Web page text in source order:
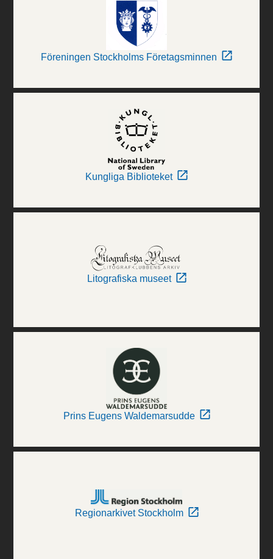
Föreningen Stockholms Företagsminnen
Kungliga Biblioteket
Litografiska museet
Prins Eugens Waldemarsudde
Regionarkivet Stockholm